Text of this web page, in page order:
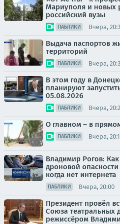
Мариуполя и новых
российский вузы
ПАБЛИКИ Вчера,
Выдача паспортов
территорий
ПАБЛИКИ Вчера,
В этом году в
планируют
05.08.2026
ПАБЛИКИ Вчера,
О главном – в
ПАБЛИКИ Вчера,
Владимир Рогов:
дроновой
когда нет интернета
ПАБЛИКИ Вчера, 20:00
Президент провёл
Союза театральных
режиссёром